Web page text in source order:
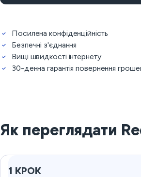
Посилена конфіденційність
Безпечні з'єднання
Вищі швидкості інтернету
30-денна гарантія повернення
Як переглядати
1 КРОК